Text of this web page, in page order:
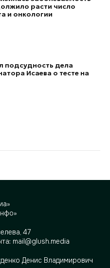
расти число
и онкологии
подсудность дела
Исаева о тесте на
47
mail@glush.media
Денис Владимирович